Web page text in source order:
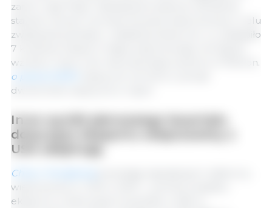
zanim rząd Filipin nakazał tymczasowe obniżenie
stawek celnych na importowaną wieprzowinę w celu
zwiększenia dostaw i ustabilizowania cen, co nastąpiło
7 kwietnia. Eksport mięsa wieprzowego na Filipiny
wzrósł w marcu do rekordowego poziomu 11736 ton.
o prawie 500%
dwukrotnie więcej niż w lutym.
Inne wyniki pierwszego kwartału
dotyczące eksportu wieprzowiny z
USA obejmują:
Chiny / Hongkong
wieprzowiny w USA w 2021 r., pomimo spadku
eksportu w pierwszym kwartale o 20% w